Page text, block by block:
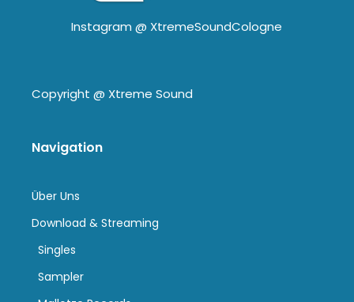
Instagram @ XtremeSoundCologne
Copyright @ Xtreme Sound
Navigation
Über Uns
Download & Streaming
Singles
Sampler